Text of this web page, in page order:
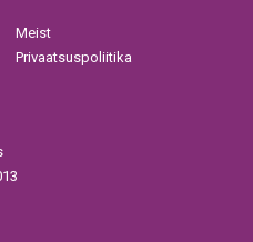
Meist
Privaatsuspoliitika